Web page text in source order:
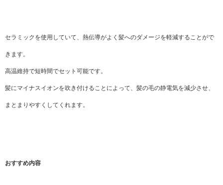
セラミックを使用していて、熱伝導がよく髪へのダメージを軽減することがで
きます。
高温維持で短時間でセット可能です。
髪にマイナスイオンを吹き付けることによって、髪の毛の静電気を減少させ、
まとまりやすくしてくれます。
おすすめ内容